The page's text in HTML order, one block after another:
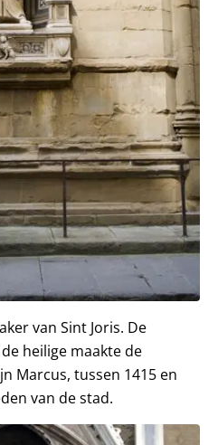
van Sint Joris. De
heilige maakte de
Marcus, tussen 1415 en
van de stad.